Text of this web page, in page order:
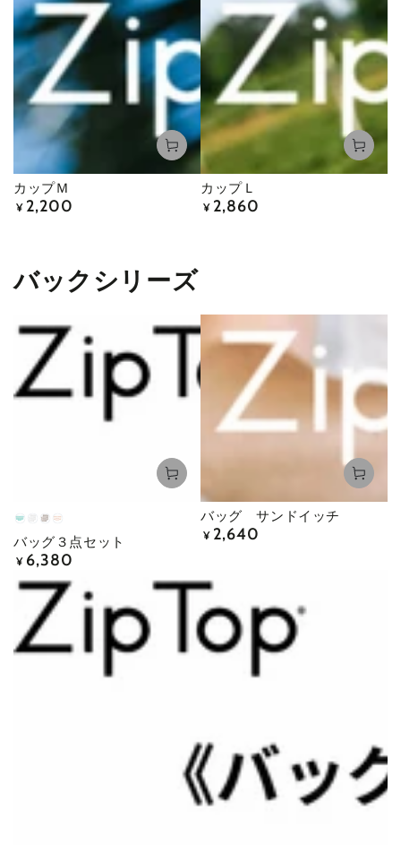
カップＭ
定
¥ 2,200
カップＬ
定
¥ 2,860
バックシリーズ
TealFrost
GrayPeach
バッグ３点セット
定
価
¥ 6,380
バッグ サンドイッチ
定
¥ 2,640